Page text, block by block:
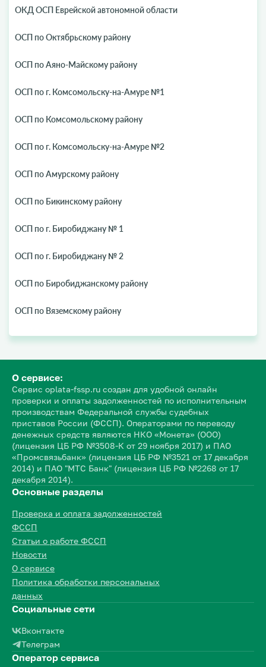
ОКД ОСП Еврейской автономной области
ОСП по Октябрьскому району
ОСП по Аяно-Майскому району
ОСП по г. Комсомольску-на-Амуре №1
ОСП по Комсомольскому району
ОСП по г. Комсомольску-на-Амуре №2
ОСП по Амурскому району
ОСП по Бикинскому району
ОСП по г. Биробиджану № 1
ОСП по г. Биробиджану № 2
ОСП по Биробиджанскому району
ОСП по Вяземскому району
О сервисе:
Сервис oplata-fssp.ru создан для удобной онлайн
проверки и оплаты задолженностей по исполнительным
производствам Федеральной службы судебных
приставов России (ФССП). Операторами по переводу
денежных средств являются НКО «Монета» (ООО)
(лицензия ЦБ РФ №3508-К от 29 ноября 2017) и ПАО
«Промсвязьбанк» (лицензия ЦБ РФ №3521 от 17 декабря
2014) и ПАО "МТС Банк" (лицензия ЦБ РФ №2268 от 17
декабря 2014).
Основные разделы
Проверка и оплата задолженностей
ФССП
Статьи о работе ФССП
Новости
О сервисе
Политика обработки персональных
данных
Социальные сети
Вконтакте
Телеграм
Оператор сервиса